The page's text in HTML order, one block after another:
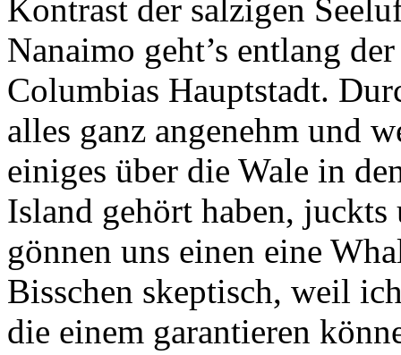
Kontrast der salzigen
Nanaimo geht’s entlang
Columbias Hauptstadt.
alles ganz angenehm und
einiges über die Wale in
Island gehört haben,
gönnen uns einen eine
Bisschen skeptisch, weil
die einem garantieren